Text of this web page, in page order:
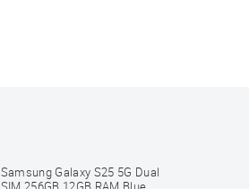
Samsung Galaxy S25 5G Dual